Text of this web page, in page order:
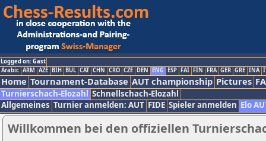
Logged on: Gast
Arabic ARM AZE BIH BUL CAT CHN CRO CZE DEN ENG ESP FAI FIN FRA GER GRE INA
Home Tournament-Database AUT championship Pictures
Turnierschach-Elozahl Schnellschach-Elozahl
Allgemeines Turnier anmelden: AUT FIDE Spieler anmelden Elo
Willkommen bei den offiziellen